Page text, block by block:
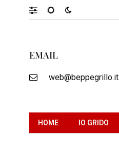
EMAIL
web@beppegrillo.it
HOME IO GRIDO